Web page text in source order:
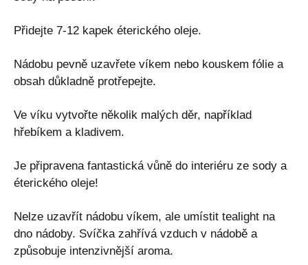
Přidejte 7-12 kapek éterického oleje.
Nádobu pevně uzavřete víkem nebo kouskem fólie a
obsah důkladně protřepejte.
Ve víku vytvořte několik malých děr, například
hřebíkem a kladivem.
Je připravena fantastická vůně do interiéru ze sody a
éterického oleje!
Nelze uzavřít nádobu víkem, ale umístit tealight na
dno nádoby. Svíčka zahřívá vzduch v nádobě a
způsobuje intenzivnější aroma.